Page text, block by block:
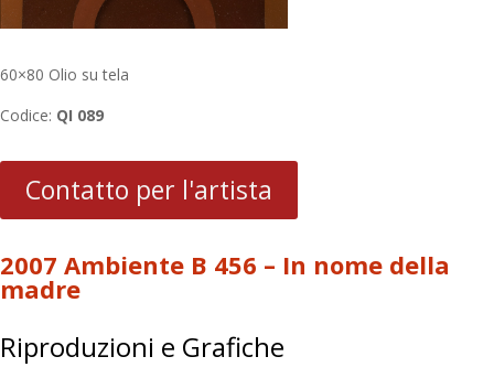
60×80 Olio su tela
Codice: QI 089
Contatto per l'artista
2007 Ambiente B 456 – In nome della
madre
Riproduzioni e Grafiche